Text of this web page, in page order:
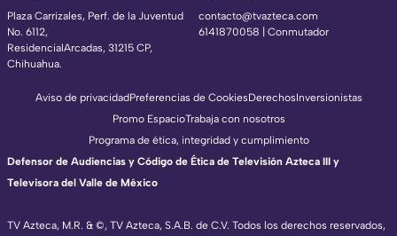
Plaza Carrizales, Perf. de la Juventud
No. 6112,
ResidencialArcadas, 31215 CP,
Chihuahua.
contacto@tvazteca.com
6141870058 | Conmutador
TV Azteca, M.R. & ©, TV Azteca, S.A.B. de C.V. Todos los derechos reservados,
Aviso de privacidadPreferencias de CookiesDerechosInversionistas
Promo EspacioTrabaja con nosotros
Programa de ética, integridad y cumplimiento
Defensor de Audiencias y Código de Ética de Televisión Azteca III y
Televisora del Valle de México